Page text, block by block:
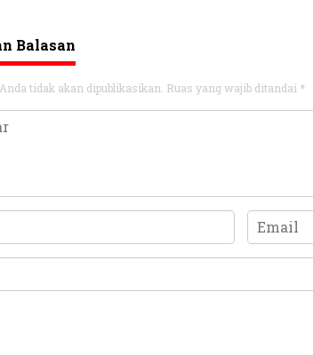
Balasan
tidak akan dipublikasikan. Ruas yang wajib ditandai *